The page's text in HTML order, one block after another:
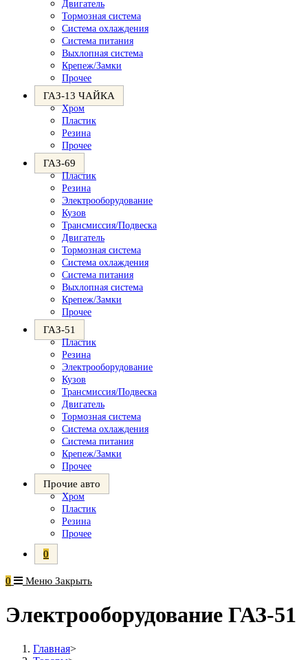
Двигатель
Тормозная система
Система охлаждения
Система питания
Выхлопная система
Крепеж/Замки
Прочее
ГАЗ-13 ЧАЙКА
Хром
Пластик
Резина
Прочее
ГАЗ-69
Пластик
Резина
Электрооборудование
Кузов
Трансмиссия/Подвеска
Двигатель
Тормозная система
Система охлаждения
Система питания
Выхлопная система
Крепеж/Замки
Прочее
ГАЗ-51
Пластик
Резина
Электрооборудование
Кузов
Трансмиссия/Подвеска
Двигатель
Тормозная система
Система охлаждения
Система питания
Крепеж/Замки
Прочее
Прочие авто
Хром
Пластик
Резина
Прочее
0
0 Меню Закрыть
Электрооборудование ГАЗ-51
Главная>